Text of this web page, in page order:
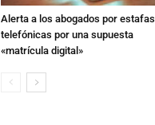
Alerta a los abogados por estafas
telefónicas por una supuesta
«matrícula digital»